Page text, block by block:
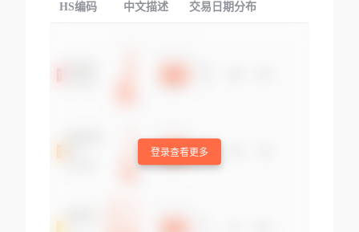
HS编码 中文描述 交易日期分布
登录查看更多